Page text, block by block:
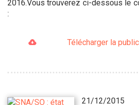
2016.Vous trouverez ci-dessous le
:
Télécharger la
21/12/2015